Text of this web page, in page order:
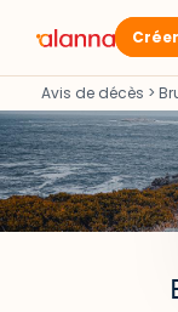
Avis de décès >